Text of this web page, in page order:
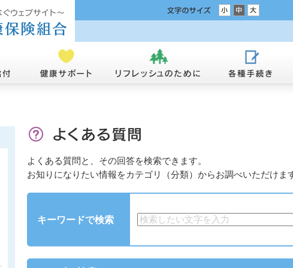
よくある質問と、その回答を検索できます。
お知りになりたい情報をカテゴリ（分類）からお調べいただけま
キーワードで検索